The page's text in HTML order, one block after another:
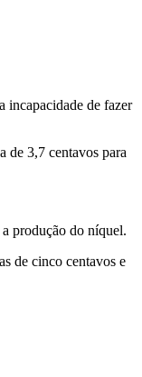
incapacidade de fazer
de 3,7 centavos para
produção do níquel.
de cinco centavos e